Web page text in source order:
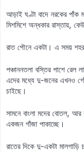
আড়াই ঘণ্টা বাদে নরকের পাঁক
মিশমিশে অন্ধকার রাস্তায়,
রাত পৌনে একটা। এ সময়
পঞ্চাননতলা বস্তির পাশে রেল
এদের মধ্যে দু-জনের এখনও
চাইছে।
সামনে বাংলা মদের বোতল, আর
একজন গাঁজা পাকাচ্ছে।
রাতের দিকে দু-একটা